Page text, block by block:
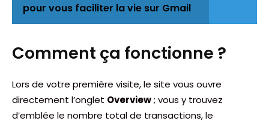
pour vous faciliter la vie sur Gmail
Comment ça fonctionne ?
Lors de votre première visite, le site vous ouvre
directement l’onglet Overview; vous y trouvez
d’emblée le nombre total de transactions, le